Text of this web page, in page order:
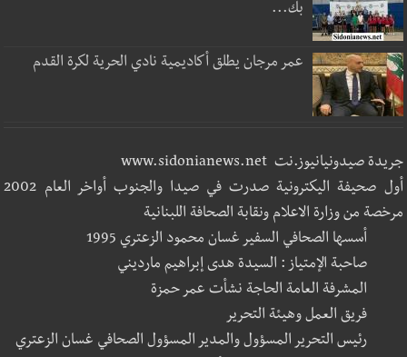
بك...
عمر مرجان يطلق أكاديمية نادي الحرية لكرة القدم
جريدة صيدونيانيوز.نت www.sidonianews.net
أول صحيفة اليكترونية صدرت في صيدا والجنوب أواخر العام 2002
مرخصة من وزارة الاعلام ونقابة الصحافة اللبنانية
أسسها الصحافي السفير غسان محمود الزعتري 1995
صاحبة الإمتياز : السيدة هدى إبراهيم مارديني
المشرفة العامة الحاجة نشأت عمر حمزة
فريق العمل وهيئة التحرير
رئيس التحرير المسؤول والمدير المسؤول الصحافي غسان الزعتري